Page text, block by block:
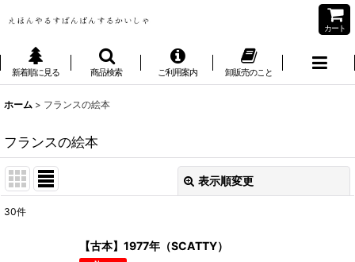
カート
新着順に見る 商品検索 ご利用案内 卸販売のこと
ホーム > フランスの絵本
フランスの絵本
表示順変更
30件
【古本】1977年（SCATTY）